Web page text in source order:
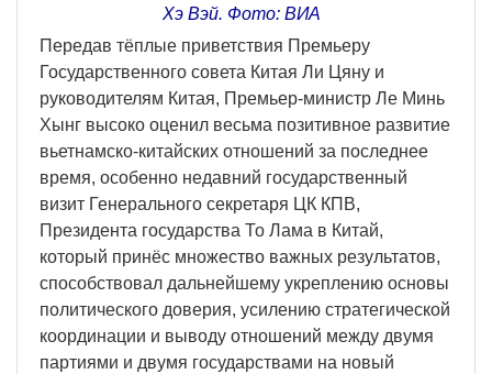
Хэ Вэй. Фото: ВИА
Передав тёплые приветствия Премьеру
Государственного совета Китая Ли Цяну и
руководителям Китая, Премьер-министр Ле Минь
Хынг высоко оценил весьма позитивное развитие
вьетнамско-китайских отношений за последнее
время, особенно недавний государственный
визит Генерального секретаря ЦК КПВ,
Президента государства То Лама в Китай,
который принёс множество важных результатов,
способствовал дальнейшему укреплению основы
политического доверия, усилению стратегической
координации и выводу отношений между двумя
партиями и двумя государствами на новый